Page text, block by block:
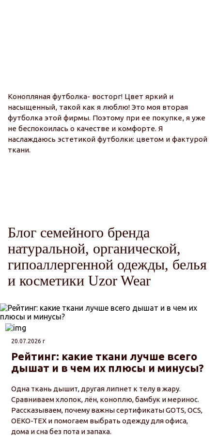
Конопляная футболка- восторг! Цвет яркий и
насыщенный, такой как я люблю! Это моя вторая
футболка этой фирмы. Поэтому при ее покупке, я уже
не беспокоилась о качестве и комфорте. Я
наслаждаюсь эстетикой футболки: цветом и фактурой
ткани.
Блог семейного бренда
натуральной, органической,
гипоаллергенной одежды, белья
и косметики Uzor Wear
20.07.2026 г
Рейтинг: какие ткани лучше всего
дышат и в чем их плюсы и минусы?
Одна ткань дышит, другая липнет к телу в жару.
Сравниваем хлопок, лён, коноплю, бамбук и меринос.
Рассказываем, почему важны сертификаты GOTS, OCS,
OEKO-TEX и помогаем выбрать одежду для офиса,
дома и сна без пота и запаха.